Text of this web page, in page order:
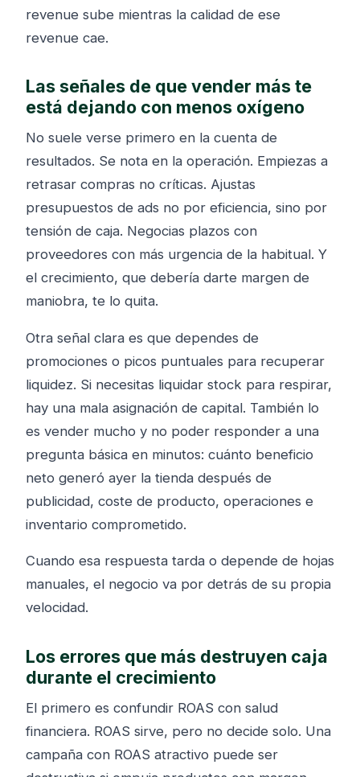
revenue sube mientras la calidad de ese
revenue cae.
Las señales de que vender más te
está dejando con menos oxígeno
No suele verse primero en la cuenta de
resultados. Se nota en la operación. Empiezas a
retrasar compras no críticas. Ajustas
presupuestos de ads no por eficiencia, sino por
tensión de caja. Negocias plazos con
proveedores con más urgencia de la habitual. Y
el crecimiento, que debería darte margen de
maniobra, te lo quita.
Otra señal clara es que dependes de
promociones o picos puntuales para recuperar
liquidez. Si necesitas liquidar stock para respirar,
hay una mala asignación de capital. También lo
es vender mucho y no poder responder a una
pregunta básica en minutos: cuánto beneficio
neto generó ayer la tienda después de
publicidad, coste de producto, operaciones e
inventario comprometido.
Cuando esa respuesta tarda o depende de hojas
manuales, el negocio va por detrás de su propia
velocidad.
Los errores que más destruyen caja
durante el crecimiento
El primero es confundir ROAS con salud
financiera. ROAS sirve, pero no decide solo. Una
campaña con ROAS atractivo puede ser